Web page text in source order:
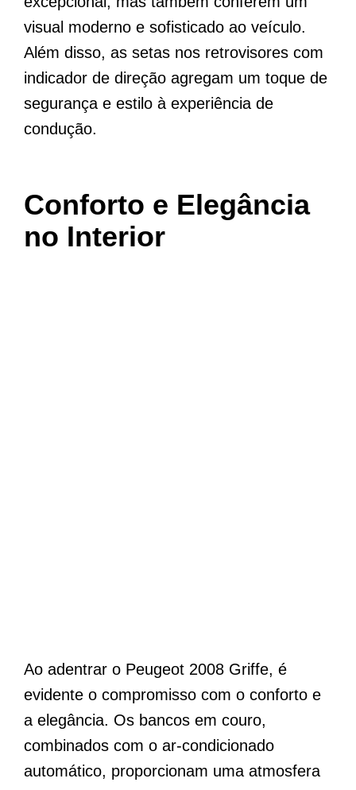
visual moderno e sofisticado ao veículo.
Além disso, as setas nos retrovisores com
indicador de direção agregam um toque de
segurança e estilo à experiência de
condução.
Conforto e Elegância
no Interior
Ao adentrar o Peugeot 2008 Griffe, é
evidente o compromisso com o conforto e
a elegância. Os bancos em couro,
combinados com o ar-condicionado
automático, proporcionam uma atmosfera